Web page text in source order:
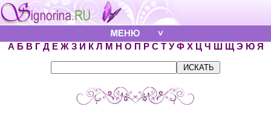
А Б В Г Д Е Ж З И К Л М Н О П Р С Т У Ф Х Ц Ч Ш Щ Э Ю Я